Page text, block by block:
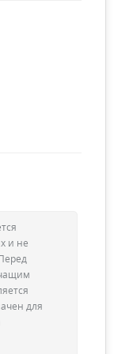
ALA гораздо
и
леноленовой
за
блокирована
при
и
действует на
и не
для